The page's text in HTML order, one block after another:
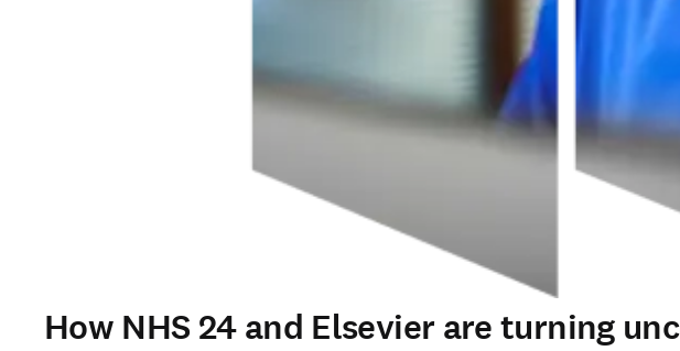
How NHS 24 and Elsevier are turning